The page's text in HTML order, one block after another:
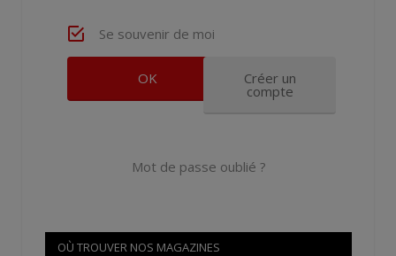
Se souvenir de moi
Créer un
compte
Mot de passe oublié ?
OÙ TROUVER NOS MAGAZINES